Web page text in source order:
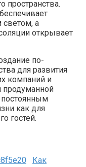
пространства.
а
открывает
по-
для развития
компаний и
продуманной
постоянным
как для
гостей.
Как